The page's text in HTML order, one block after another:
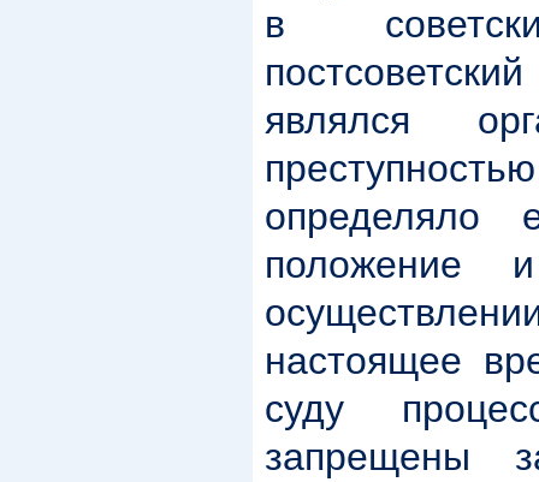
в
являлся
определяло
положение
настоящее
суду
запрещены